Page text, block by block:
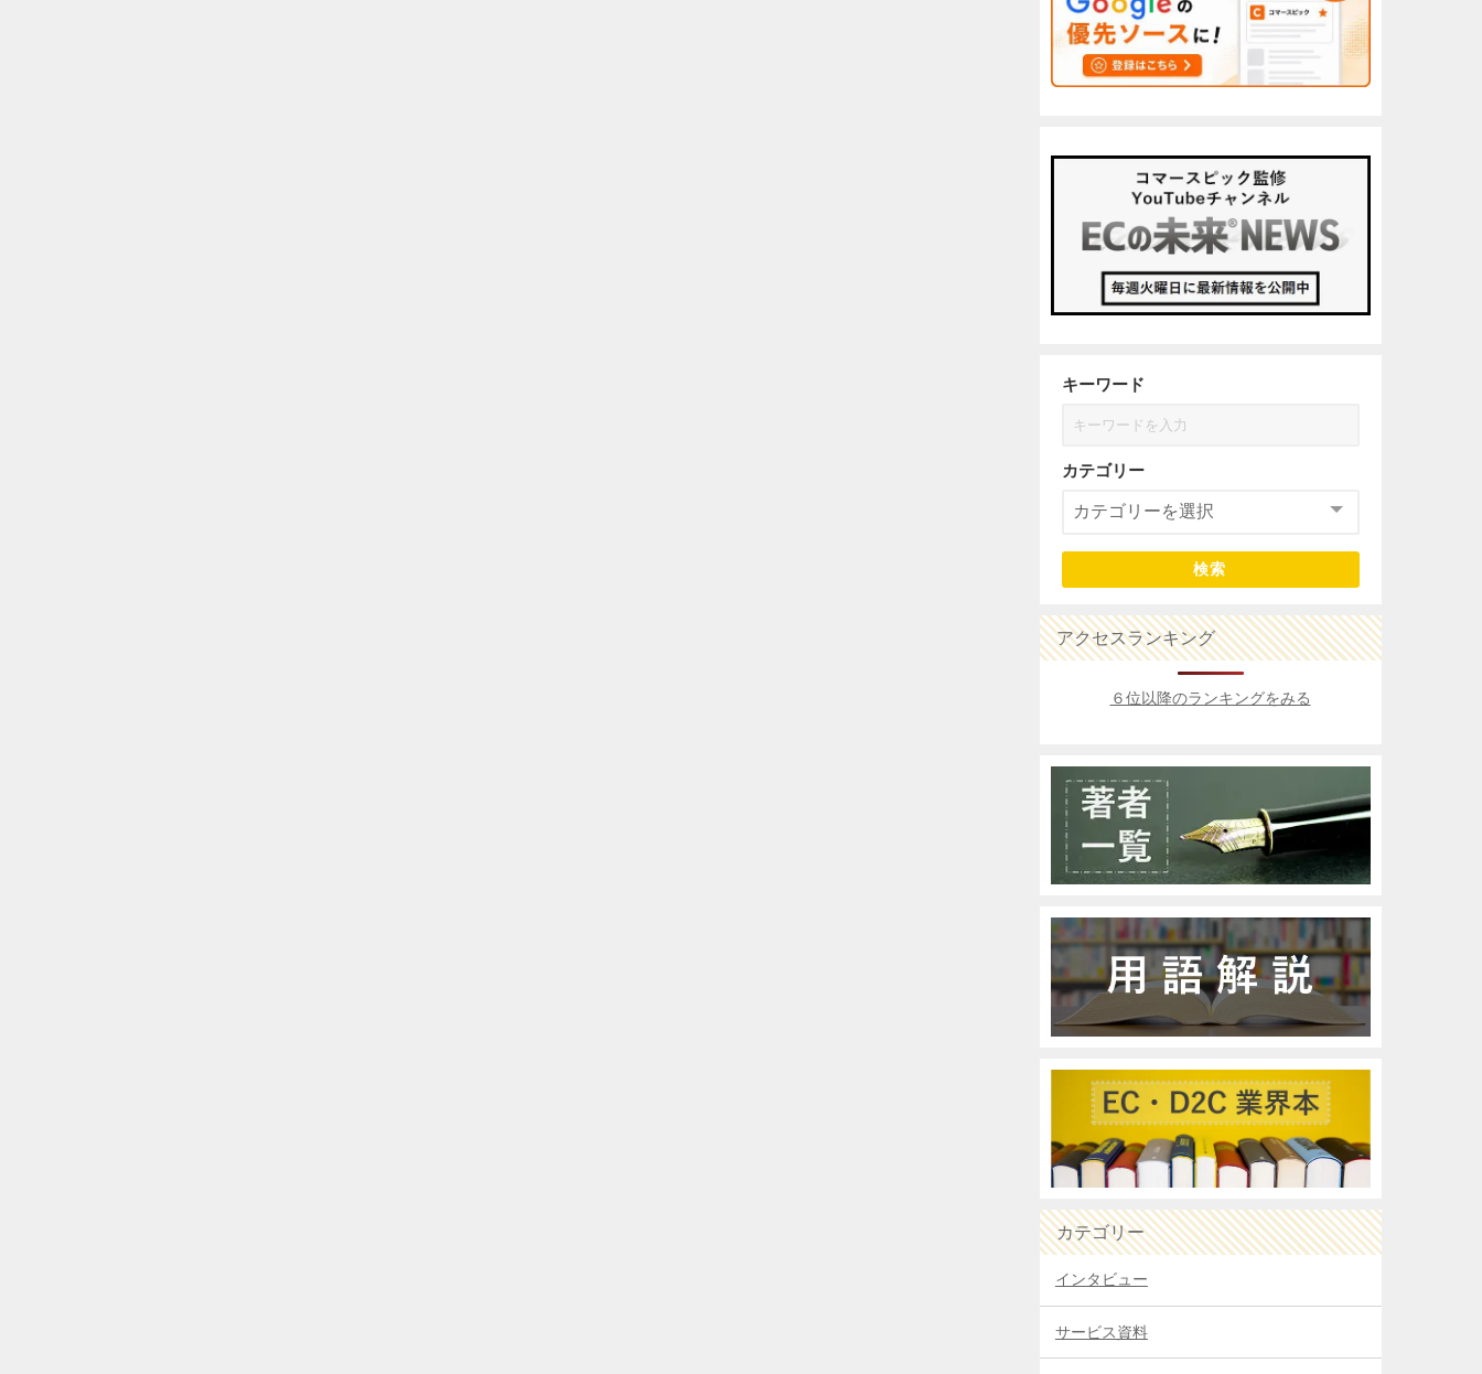
キーワード
カテゴリー
検索
アクセスランキング
６位以降のランキングをみる
カテゴリー
インタビュー
サービス資料